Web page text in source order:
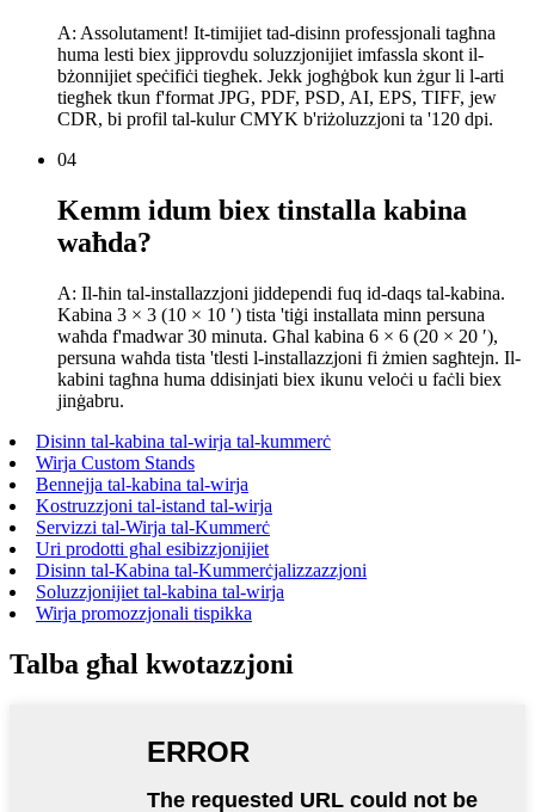
A: Assolutament! It-timijiet tad-disinn professjonali tagħna
huma lesti biex jipprovdu soluzzjonijiet imfassla skont il-
bżonnijiet speċifiċi tiegħek. Jekk jogħġbok kun żgur li l-arti
tiegħek tkun f'format JPG, PDF, PSD, AI, EPS, TIFF, jew
CDR, bi profil tal-kulur CMYK b'riżoluzzjoni ta '120 dpi.
04
Kemm idum biex tinstalla kabina
waħda?
A: Il-ħin tal-installazzjoni jiddependi fuq id-daqs tal-kabina.
Kabina 3 × 3 (10 × 10 ′) tista 'tiġi installata minn persuna
waħda f'madwar 30 minuta. Għal kabina 6 × 6 (20 × 20 ′),
persuna waħda tista 'tlesti l-installazzjoni fi żmien sagħtejn. Il-
kabini tagħna huma ddisinjati biex ikunu veloċi u faċli biex
jinġabru.
Disinn tal-kabina tal-wirja tal-kummerċ
Wirja Custom Stands
Bennejja tal-kabina tal-wirja
Kostruzzjoni tal-istand tal-wirja
Servizzi tal-Wirja tal-Kummerċ
Uri prodotti għal esibizzjonijiet
Disinn tal-Kabina tal-Kummerċjalizzazzjoni
Soluzzjonijiet tal-kabina tal-wirja
Wirja promozzjonali tispikka
Talba għal kwotazzjoni